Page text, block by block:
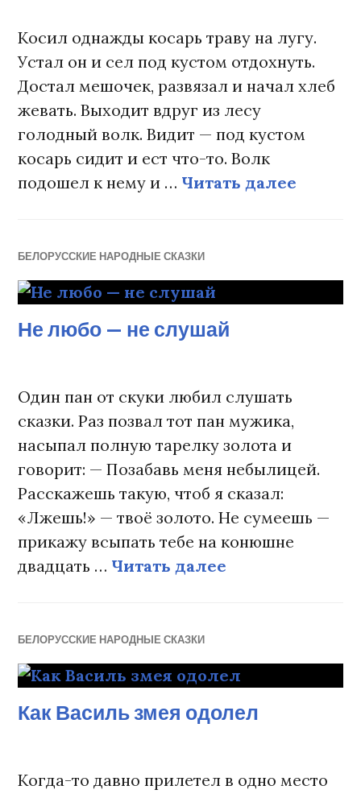
Косил однажды косарь траву на лугу.
Устал он и сел под кустом отдохнуть.
Достал мешочек, развязал и начал хлеб
жевать. Выходит вдруг из лесу
голодный волк. Видит — под кустом
косарь сидит и ест что-то. Волк
подошел к нему и … Читать далее
БЕЛОРУССКИЕ НАРОДНЫЕ СКАЗКИ
Не любо — не слушай
Один пан от скуки любил слушать
сказки. Раз позвал тот пан мужика,
насыпал полную тарелку золота и
говорит: — Позабавь меня небылицей.
Расскажешь такую, чтоб я сказал:
«Лжешь!» — твоё золото. Не сумеешь —
прикажу всыпать тебе на конюшне
двадцать … Читать далее
БЕЛОРУССКИЕ НАРОДНЫЕ СКАЗКИ
Как Василь змея одолел
Когда-то давно прилетел в одно место